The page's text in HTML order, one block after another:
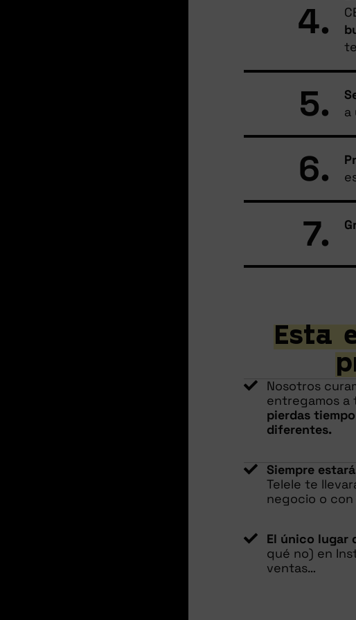
4.
5.
a
6.
7.
Esta
Nosotros
entregamos a
pierdas
diferentes.
Siempre
Telele te
negocio o
El único lugar
qué no) en
ventas…